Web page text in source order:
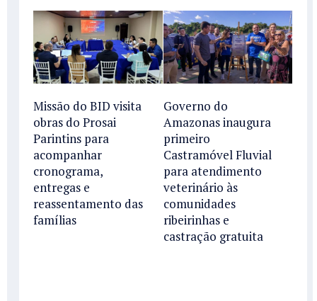
Missão do BID visita
obras do Prosai
Parintins para
acompanhar
cronograma,
entregas e
reassentamento das
famílias
Governo do
Amazonas inaugura
primeiro
Castramóvel Fluvial
para atendimento
veterinário às
comunidades
ribeirinhas e
castração gratuita